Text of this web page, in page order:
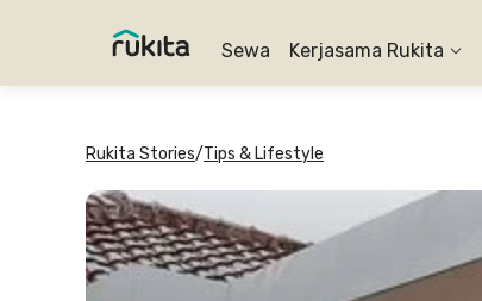
Sewa Kerjasama Rukita
Rukita Stories/Tips & Lifestyle